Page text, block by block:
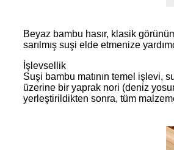
Beyaz bambu hasır, klasik
sarılmış suşi elde etmenize
İşlevsellik
Suşi bambu matının temel işlevi,
üzerine bir yaprak nori (deniz
yerleştirildikten sonra, tüm